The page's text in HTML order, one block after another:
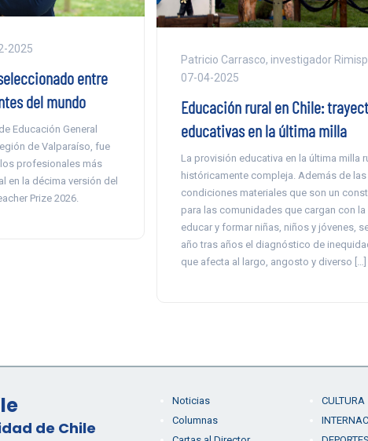
2025
entre
del mundo
Educación General
de Valparaíso, fue
profesionales más
en la décima versión del
Prize 2026.
Patricio Carrasco, investigador Rimisp
07-04-2025
Educación rural en Chile:
educativas en la última milla
La provisión educativa en la última milla
históricamente compleja. Además de las
condiciones materiales que son un
para las comunidades que cargan con
educar y formar niñas, niños y jóvenes,
año tras años el diagnóstico de
que afecta al largo, angosto y diverso […]
de Chile
Noticias
Columnas
CULTURA